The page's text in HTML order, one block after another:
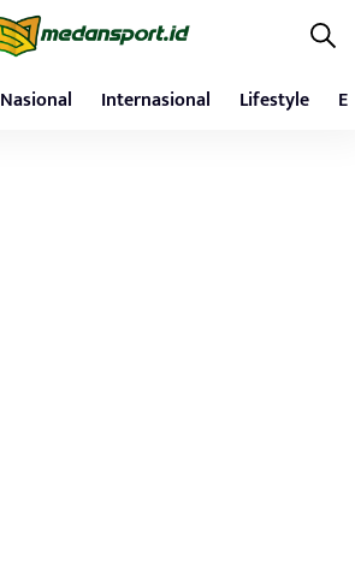
Nasional Internasional Lifestyle